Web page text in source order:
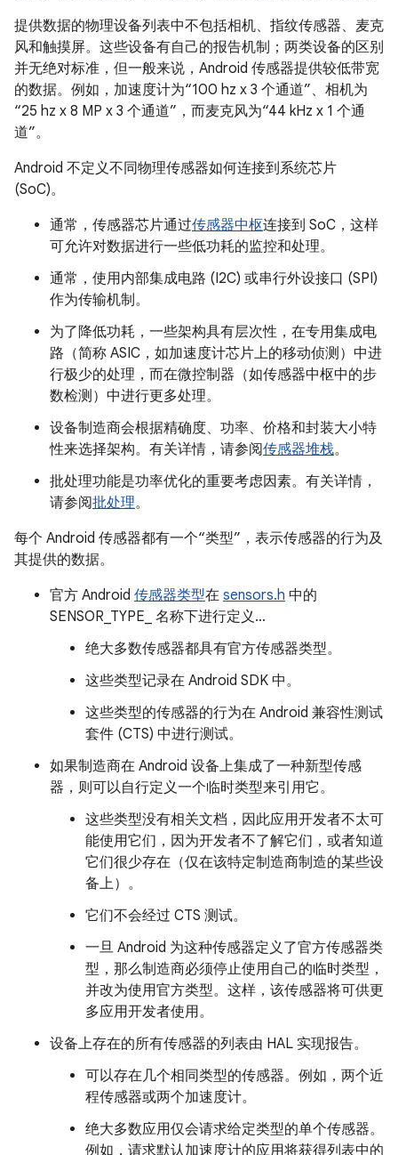
提供数据的物理设备列表中不包括相机、指纹传感器、麦克
风和触摸屏。这些设备有自己的报告机制；两类设备的区别
并无绝对标准，但一般来说，Android 传感器提供较低带宽
的数据。例如，加速度计为“100 hz x 3 个通道”、相机为
“25 hz x 8 MP x 3 个通道”，而麦克风为“44 kHz x 1 个通
道”。
Android 不定义不同物理传感器如何连接到系统芯片
(SoC)。
通常，传感器芯片通过传感器中枢连接到 SoC，这样
可允许对数据进行一些低功耗的监控和处理。
通常，使用内部集成电路 (I2C) 或串行外设接口 (SPI)
作为传输机制。
为了降低功耗，一些架构具有层次性，在专用集成电
路（简称 ASIC，如加速度计芯片上的移动侦测）中进
行极少的处理，而在微控制器（如传感器中枢中的步
数检测）中进行更多处理。
设备制造商会根据精确度、功率、价格和封装大小特
性来选择架构。有关详情，请参阅传感器堆栈。
批处理功能是功率优化的重要考虑因素。有关详情，
请参阅批处理。
每个 Android 传感器都有一个“类型”，表示传感器的行为及
其提供的数据。
官方 Android 传感器类型在 sensors.h 中的
SENSOR_TYPE_ 名称下进行定义…
绝大多数传感器都具有官方传感器类型。
这些类型记录在 Android SDK 中。
这些类型的传感器的行为在 Android 兼容性测试
套件 (CTS) 中进行测试。
如果制造商在 Android 设备上集成了一种新型传感
器，则可以自行定义一个临时类型来引用它。
这些类型没有相关文档，因此应用开发者不太可
能使用它们，因为开发者不了解它们，或者知道
它们很少存在（仅在该特定制造商制造的某些设
备上）。
它们不会经过 CTS 测试。
一旦 Android 为这种传感器定义了官方传感器类
型，那么制造商必须停止使用自己的临时类型，
并改为使用官方类型。这样，该传感器将可供更
多应用开发者使用。
设备上存在的所有传感器的列表由 HAL 实现报告。
可以存在几个相同类型的传感器。例如，两个近
程传感器或两个加速度计。
绝大多数应用仅会请求给定类型的单个传感器。
例如，请求默认加速度计的应用将获得列表中的